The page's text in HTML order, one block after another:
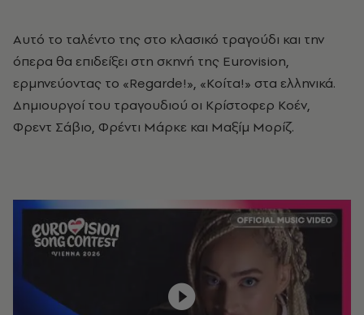
Αυτό το ταλέντο της στο κλασικό τραγούδι και την
όπερα θα επιδείξει στη σκηνή της Eurovision,
ερμηνεύοντας το «Regarde!», «Κοίτα!» στα ελληνικά.
Δημιουργοί του τραγουδιού οι Κρίστοφερ Κοέν,
Φρεντ Σάβιο, Φρέντι Μάρκε και Μαξίμ Μορίζ.